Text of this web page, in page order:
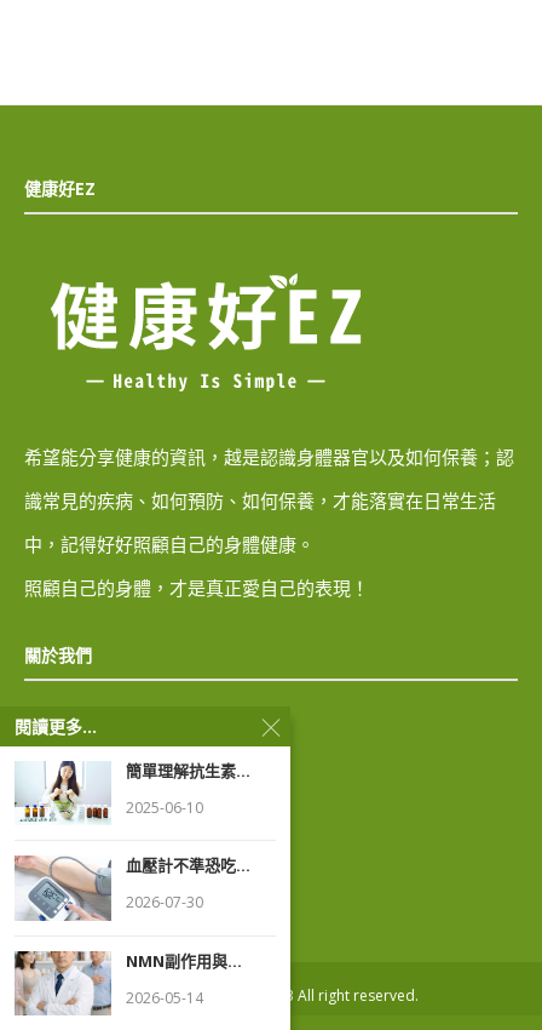
健康好EZ
希望能分享健康的資訊，越是認識身體器官以及如何保養；認
識常見的疾病、如何預防、如何保養，才能落實在日常生活
中，記得好好照顧自己的身體健康。
照顧自己的身體，才是真正愛自己的表現！
關於我們
隱私權政策
著作權聲明
Copyright ® ezhealth123 All right reserved.
閱讀更多...
簡單理解抗生素...
2025-06-10
血壓計不準恐吃...
2026-07-30
NMN副作用與...
2026-05-14